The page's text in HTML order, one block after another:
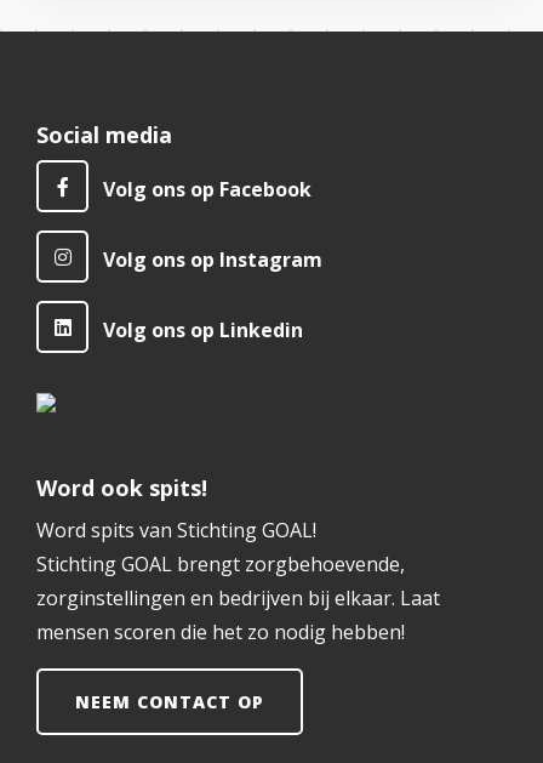
Social media
Volg ons op Facebook
Volg ons op Instagram
Volg ons op Linkedin
Word ook spits!
Word spits van Stichting GOAL!
Stichting GOAL brengt zorgbehoevende,
zorginstellingen en bedrijven bij elkaar. Laat
mensen scoren die het zo nodig hebben!
NEEM CONTACT OP